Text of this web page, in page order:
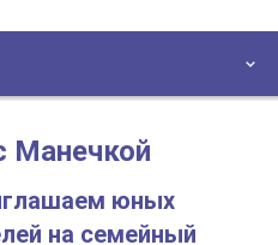
Манечкой
юных
на семейный